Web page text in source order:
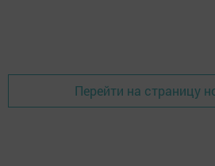
Перейти на страницу